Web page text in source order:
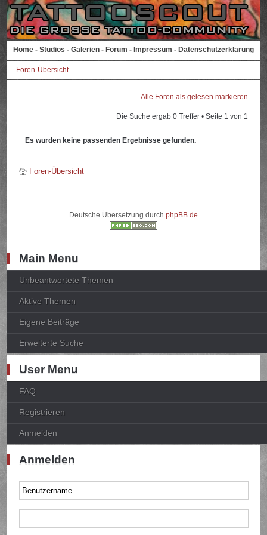
Home - Studios - Galerien - Forum - Impressum - Datenschutzerklärung
Foren-Übersicht
Alle Foren als gelesen markieren
Die Suche ergab 0 Treffer • Seite 1 von 1
Es wurden keine passenden Ergebnisse gefunden.
Foren-Übersicht
Deutsche Übersetzung durch phpBB.de
Main Menu
Unbeantwortete Themen
Aktive Themen
Eigene Beiträge
Erweiterte Suche
User Menu
FAQ
Registrieren
Anmelden
Anmelden